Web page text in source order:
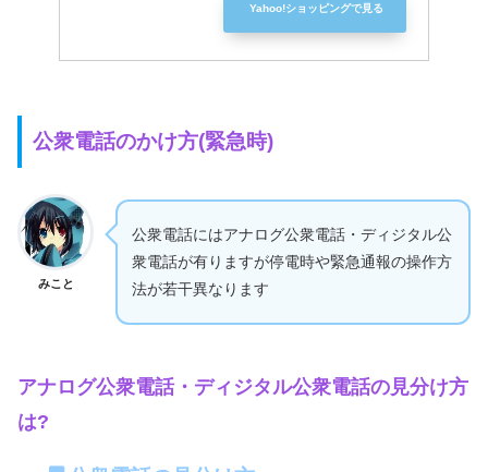
Yahoo!ショッピングで見る
公衆電話のかけ方(緊急時)
みこと
公衆電話にはアナログ公衆電話・ディジタル公
衆電話が有りますが停電時や緊急通報の操作方
法が若干異なります
アナログ公衆電話・ディジタル公衆電話の見分け方
は?